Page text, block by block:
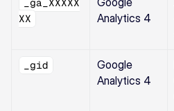
_ga_XXXXX
XX
Analytics 4
_gid
Google
Analytics 4